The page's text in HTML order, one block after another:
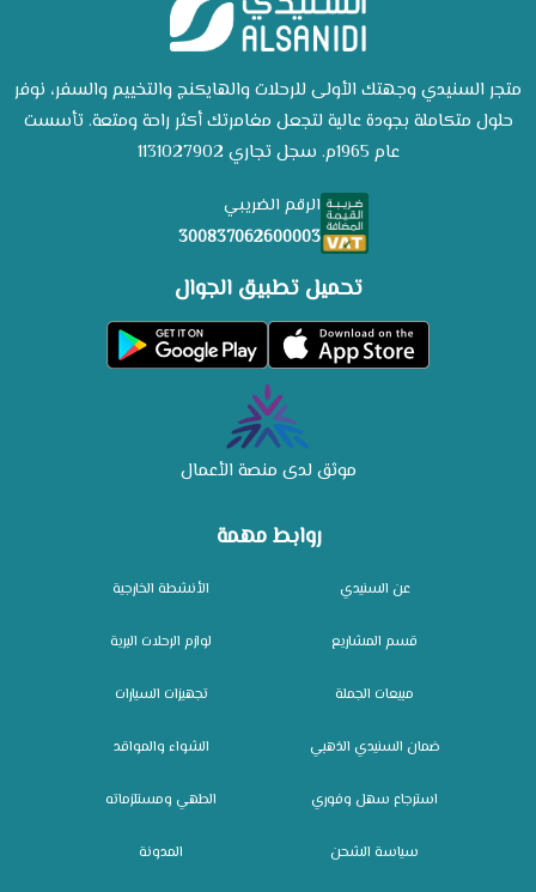
روابط مهمة
عن السنيدي
قسم المشاريع
مبيعات الجملة
ضمان السنيدي الذهبي
استرجاع سهل وفوري
سياسة الشحن
الأنشطة الخارجية
لوازم الرحلات البرية
تجهيزات السيارات
الشواء والمواقد
الطهي ومستلزماته
المدونة
متجر السنيدي وجهتك الأولى للرحلات والهايكنج والتخييم والسفر، نوفر
حلول متكاملة بجودة عالية لتجعل مغامرتك أكثر راحة ومتعة. تأسست
عام 1965م. سجل تجاري 1131027902
الرقم الضريبي
300837062600003
تحميل تطبيق الجوال
موثق لدى منصة الأعمال